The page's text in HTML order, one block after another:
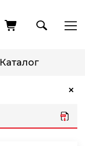
Каталог
×